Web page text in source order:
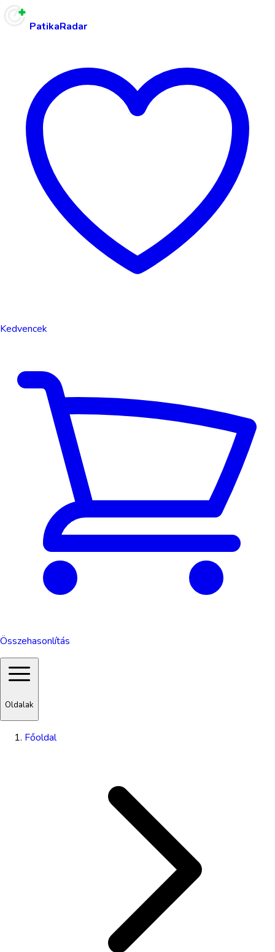
PatikaRadar
Kedvencek
Összehasonlítás
Oldalak
Főoldal